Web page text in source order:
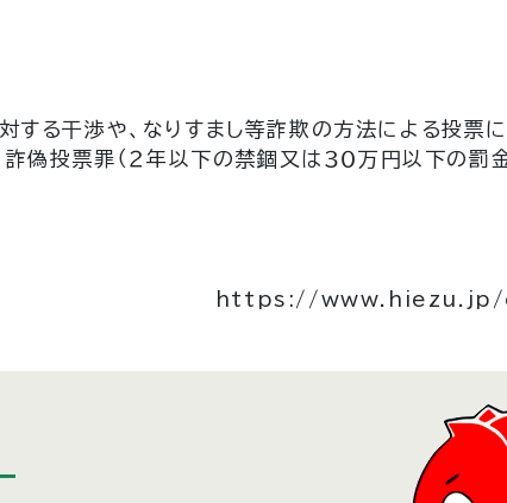
る干渉や、なりすまし等詐欺の方法による投票
偽投票罪（２年以下の禁錮又は３０万円以下の罰
https://